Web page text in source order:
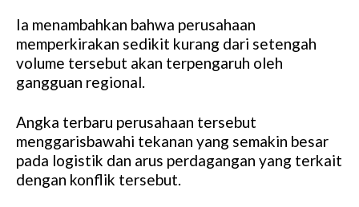
Ia menambahkan bahwa perusahaan
memperkirakan sedikit kurang dari setengah
volume tersebut akan terpengaruh oleh
gangguan regional.
Angka terbaru perusahaan tersebut
menggarisbawahi tekanan yang semakin besar
pada logistik dan arus perdagangan yang terkait
dengan konflik tersebut.